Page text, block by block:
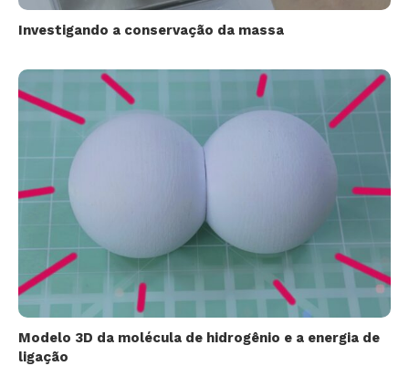
Investigando a conservação da massa
Modelo 3D da molécula de hidrogênio e a energia de
ligação